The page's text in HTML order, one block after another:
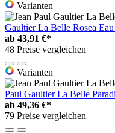
Varianten
Gaultier La Belle Rosea
ab 43,91 €*
48 Preise vergleichen
Varianten
Paul Gaultier La Belle
ab 49,36 €*
79 Preise vergleichen